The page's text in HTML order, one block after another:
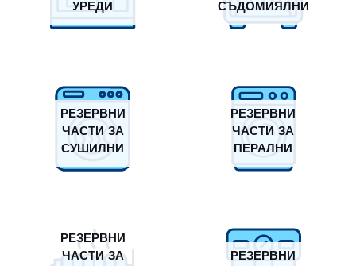
УРЕДИ
СЪДОМИЯЛНИ
РЕЗЕРВНИ
ЧАСТИ ЗА
СУШИЛНИ
РЕЗЕРВНИ
ЧАСТИ ЗА
ПЕРАЛНИ
РЕЗЕРВНИ
ЧАСТИ ЗА
РЕЗЕРВНИ